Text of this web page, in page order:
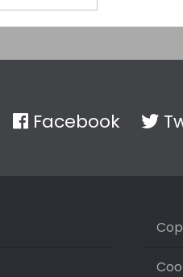
Facebook